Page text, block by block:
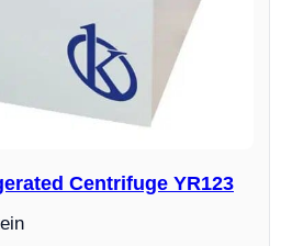
Centrifuge YR123